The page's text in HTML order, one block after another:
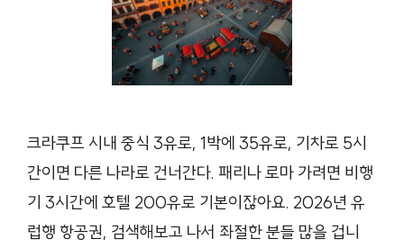
크라쿠프 시내 중식 3유로, 1박에 35유로, 기차로 5시
간이면 다른 나라로 건너간다. 패리나 로마 가려면 비행
기 3시간에 호텔 200유로 기본이잖아요. 2026년 유
럽행 항공권, 검색해보고 나서 좌절한 분들 많을 겁니